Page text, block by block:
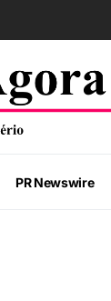
PR Newswire